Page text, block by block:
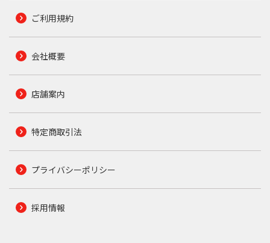
ご利用規約
会社概要
店舗案内
特定商取引法
プライバシーポリシー
採用情報